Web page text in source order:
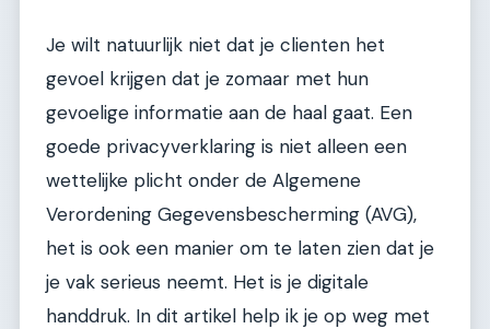
Je wilt natuurlijk niet dat je clienten het
gevoel krijgen dat je zomaar met hun
gevoelige informatie aan de haal gaat. Een
goede privacyverklaring is niet alleen een
wettelijke plicht onder de Algemene
Verordening Gegevensbescherming (AVG),
het is ook een manier om te laten zien dat je
je vak serieus neemt. Het is je digitale
handdruk. In dit artikel help ik je op weg met